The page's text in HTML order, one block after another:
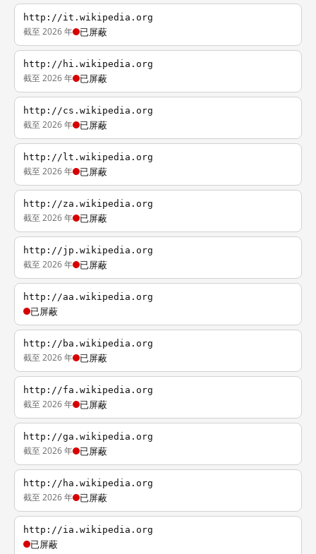
http://it.wikipedia.org
截至 2026 年 已屏蔽
http://hi.wikipedia.org
截至 2026 年 已屏蔽
http://cs.wikipedia.org
截至 2026 年 已屏蔽
http://lt.wikipedia.org
截至 2026 年 已屏蔽
http://za.wikipedia.org
截至 2026 年 已屏蔽
http://jp.wikipedia.org
截至 2026 年 已屏蔽
http://aa.wikipedia.org
已屏蔽
http://ba.wikipedia.org
截至 2026 年 已屏蔽
http://fa.wikipedia.org
截至 2026 年 已屏蔽
http://ga.wikipedia.org
截至 2026 年 已屏蔽
http://ha.wikipedia.org
截至 2026 年 已屏蔽
http://ia.wikipedia.org
已屏蔽